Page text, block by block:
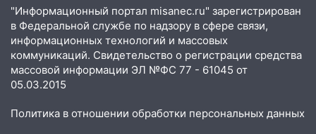
Федерации: возбуждено уголовное дело
11:16 В Ульяновске ищут 37-летнего
мужчину, пропавшего ещё 19 июля
10:30 От мотофристайла до прогулки с
области 8–9 августа
"Информационный портал misanec.ru" зарегистрирован
в Федеральной службе по надзору в сфере связи,
информационных технологий и массовых
коммуникаций. Свидетельство о регистрации средства
массовой информации ЭЛ №ФС 77 - 61045 от
05.03.2015
Политика в отношении обработки персональных данных